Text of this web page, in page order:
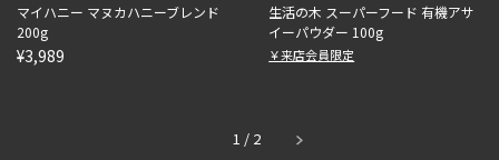
マイハニー マヌカハニーブレンド
200g
¥3,989
生活の木 スーパーフード 有機アサ
イーパウダー 100g
￥来店会員限定
1 / 2